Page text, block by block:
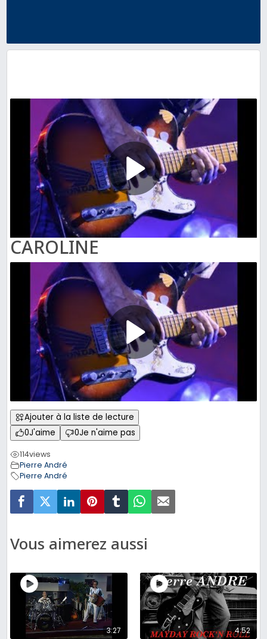
CAROLINE
Ajouter à la liste de lecture
0J'aime 0Je n'aime pas
114views
Pierre André
Pierre André
Vous aimerez aussi
3:27 4:52